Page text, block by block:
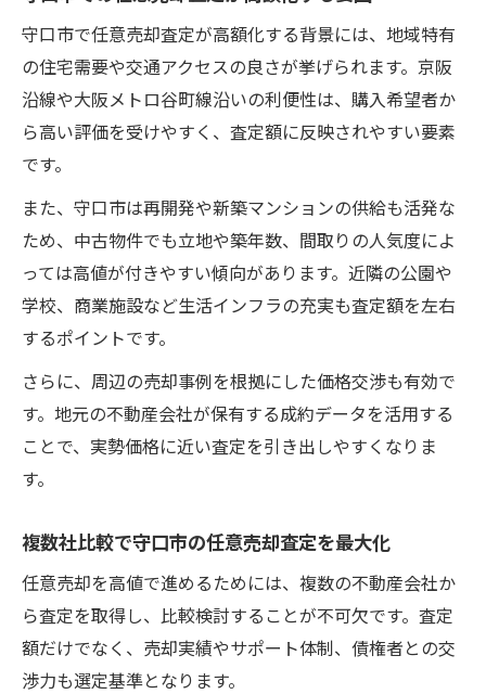
守口市で任意売却査定が高額化する背景には、地域特有
の住宅需要や交通アクセスの良さが挙げられます。京阪
沿線や大阪メトロ谷町線沿いの利便性は、購入希望者か
ら高い評価を受けやすく、査定額に反映されやすい要素
です。
また、守口市は再開発や新築マンションの供給も活発な
ため、中古物件でも立地や築年数、間取りの人気度によ
っては高値が付きやすい傾向があります。近隣の公園や
学校、商業施設など生活インフラの充実も査定額を左右
するポイントです。
さらに、周辺の売却事例を根拠にした価格交渉も有効で
す。地元の不動産会社が保有する成約データを活用する
ことで、実勢価格に近い査定を引き出しやすくなりま
す。
複数社比較で守口市の任意売却査定を最大化
任意売却を高値で進めるためには、複数の不動産会社か
ら査定を取得し、比較検討することが不可欠です。査定
額だけでなく、売却実績やサポート体制、債権者との交
渉力も選定基準となります。